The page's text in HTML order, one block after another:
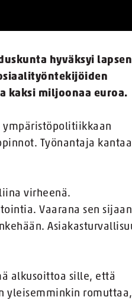
hyväksyi lapsen
kaksi miljoonaa euroa.
ympäristöpolitiikkaan
Työnantaja kantaa
virheenä.
Vaarana sen sijaan
alkusoittoa sille, että
yleisemminkin romuttaa,